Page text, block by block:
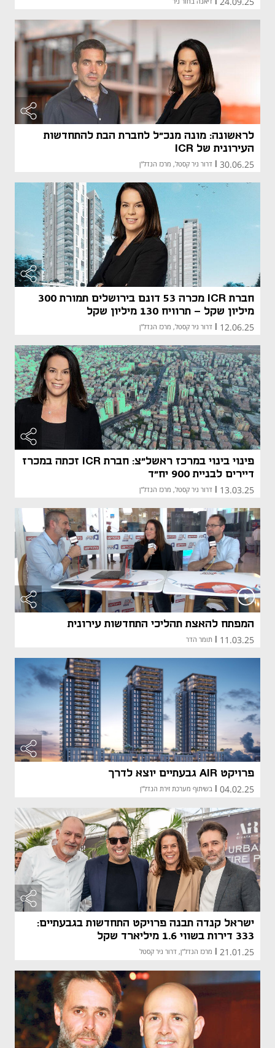
לראשונה: מונה מנכ"ל לחברת הבת להתחדשות
העירונית של ICR
30.06.25 דרור ניר קסטל, מרכז הנדל"ן
חברת ICR מכרה 53 דונם בירושלים תמורת 300
מיליון שקל – תרוויח 130 מיליון שקל
12.06.25 דרור ניר קסטל, מרכז הנדל"ן
פינוי בינוי במרכז ראשל"צ: חברת ICR זכתה במכרז
דיירים לבניית 900 יח"ד
13.03.25
| דרור ניר קסטל, מרכז הנדל"ן
המפתח להאצת תהליכי התחדשות עירונית
11.03.25
| תומר הדר
פרויקט AIR גבעתיים יוצא לדרך
04.02.25 בשיתוף מערכת זירת הנדל"ן
ישראל קנדה תבנה פרויקט התחדשות בגבעתיים:
333 דירות בשווי 1.6 מיליארד שקל
21.01.25 מרכז הנדל"ן, דרור ניר קסטל